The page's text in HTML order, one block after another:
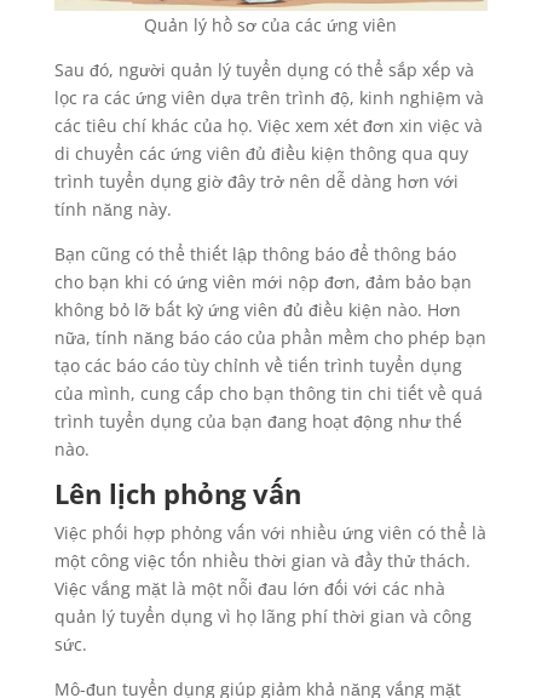
Quản lý hồ sơ của các ứng viên
Sau đó, người quản lý tuyển dụng có thể sắp xếp và
lọc ra các ứng viên dựa trên trình độ, kinh nghiệm và
các tiêu chí khác của họ. Việc xem xét đơn xin việc và
di chuyển các ứng viên đủ điều kiện thông qua quy
trình tuyển dụng giờ đây trở nên dễ dàng hơn với
tính năng này.
Bạn cũng có thể thiết lập thông báo để thông báo
cho bạn khi có ứng viên mới nộp đơn, đảm bảo bạn
không bỏ lỡ bất kỳ ứng viên đủ điều kiện nào. Hơn
nữa, tính năng báo cáo của phần mềm cho phép bạn
tạo các báo cáo tùy chỉnh về tiến trình tuyển dụng
của mình, cung cấp cho bạn thông tin chi tiết về quá
trình tuyển dụng của bạn đang hoạt động như thế
nào.
Lên lịch phỏng vấn
Việc phối hợp phỏng vấn với nhiều ứng viên có thể là
một công việc tốn nhiều thời gian và đầy thử thách.
Việc vắng mặt là một nỗi đau lớn đối với các nhà
quản lý tuyển dụng vì họ lãng phí thời gian và công
sức.
Mô-đun tuyển dụng giúp giảm khả năng vắng mặt